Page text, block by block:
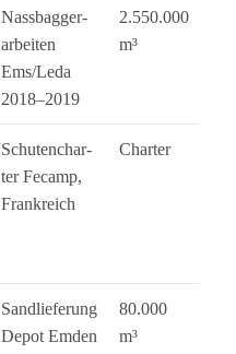
Nass­bag­ger­
ar­bei­ten
Ems/Leda
2018–2019
2.550.000
m³
Schu­ten­char­
ter Fecamp,
Frankreich
Char­ter
Sand­lie­fe­rung
Depot Emden
80.000
m³